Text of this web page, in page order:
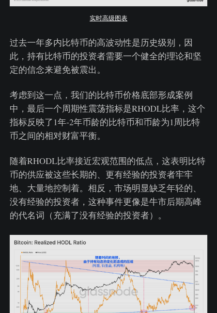
实时高级图表
过去一年多内比特币的高波动性是历史级别，因
此，持有比特币的投资者需要一个健全的理论和坚
定的信念来避免被震出。
考虑到这一点，我们的比特币价格底部形成案例
中，最后一个周期性震荡指标是RHODL比率，这个
指标反映了1年-2年币龄的比特币和币龄为1周比特
币之间的相对财富平衡。
随着RHODL比率接近宏观范围的低点，这表明比特
币的供应被这些长期的、更有经验的投资者牢牢
地、大量地控制着。相反，市场明显缺乏年轻的、
没有经验的投资者，这种事件更像是牛市后期高峰
的代名词（充满了没有经验的投资者）。